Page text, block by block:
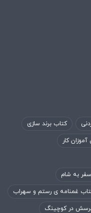
کتاب برند سازی
کار
به شام
غمنامه ی رستم و سهراب
در کوچینگ